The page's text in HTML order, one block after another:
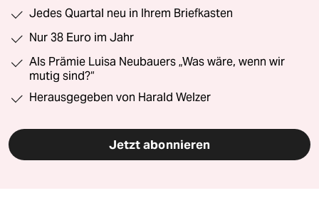
Jedes Quartal neu in Ihrem Briefkasten
Nur 38 Euro im Jahr
Als Prämie Luisa Neubauers „Was wäre, wenn wir
mutig sind?“
Herausgegeben von Harald Welzer
Jetzt abonnieren